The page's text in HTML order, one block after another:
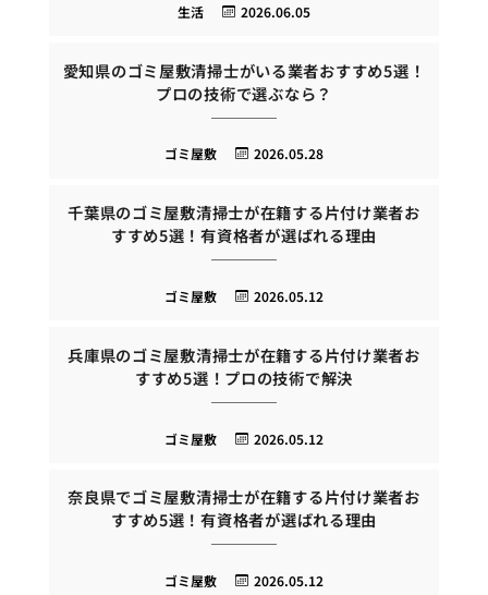
2026.06.05
生活
愛知県のゴミ屋敷清掃士がいる業者おすすめ5選！
プロの技術で選ぶなら？
2026.05.28
ゴミ屋敷
千葉県のゴミ屋敷清掃士が在籍する片付け業者お
すすめ5選！有資格者が選ばれる理由
2026.05.12
ゴミ屋敷
兵庫県のゴミ屋敷清掃士が在籍する片付け業者お
すすめ5選！プロの技術で解決
2026.05.12
ゴミ屋敷
奈良県でゴミ屋敷清掃士が在籍する片付け業者お
すすめ5選！有資格者が選ばれる理由
2026.05.12
ゴミ屋敷